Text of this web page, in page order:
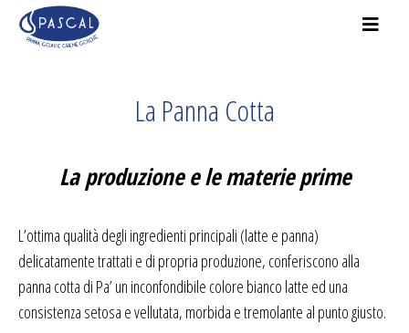
La Panna Cotta
La produzione e le materie prime
L’ottima qualità degli ingredienti principali (latte e panna)
delicatamente trattati e di propria produzione, conferiscono alla
panna cotta di Pa’ un inconfondibile colore bianco latte ed una
consistenza setosa e vellutata, morbida e tremolante al punto giusto.